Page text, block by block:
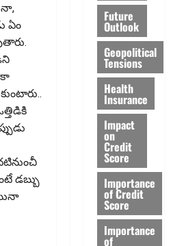
ఏం
డబ్బు
Future
Outlook
Geopolitical
Tensions
Health
Insurance
Impact
on
Credit
Score
Importance
of Credit
Score
Importance
of